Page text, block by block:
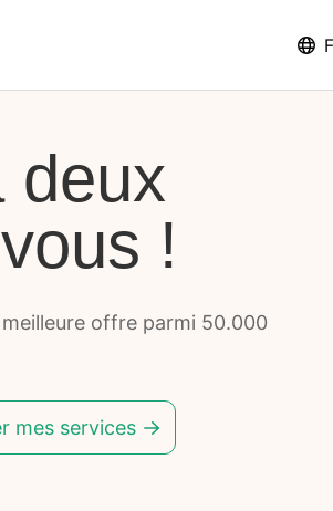
deux
!
offre parmi 50.000
mes services